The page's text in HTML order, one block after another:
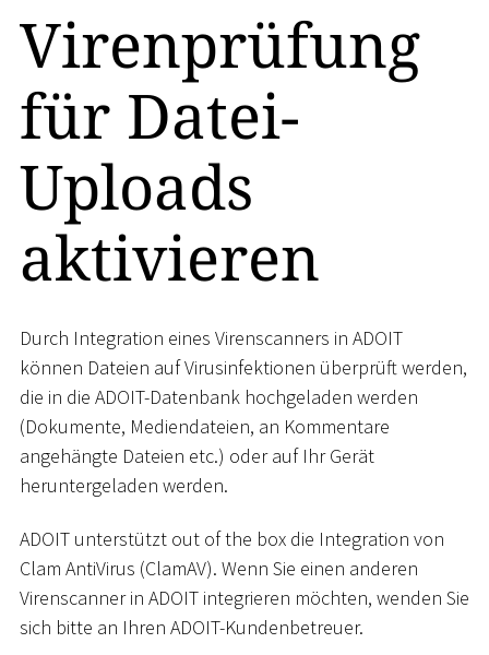
Virenprüfung
für Datei-
Uploads
aktivieren
Durch Integration eines Virenscanners in ADOIT
können Dateien auf Virusinfektionen überprüft werden,
die in die ADOIT-Datenbank hochgeladen werden
(Dokumente, Mediendateien, an Kommentare
angehängte Dateien etc.) oder auf Ihr Gerät
heruntergeladen werden.
ADOIT unterstützt out of the box die Integration von
Clam AntiVirus (ClamAV). Wenn Sie einen anderen
Virenscanner in ADOIT integrieren möchten, wenden Sie
sich bitte an Ihren ADOIT-Kundenbetreuer.